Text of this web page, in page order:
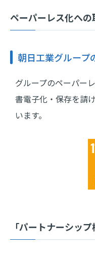
ペーパーレス化への
朝日工業グループ
グループのペーパー
書電子化・保存を請
います。
「パートナーシッ